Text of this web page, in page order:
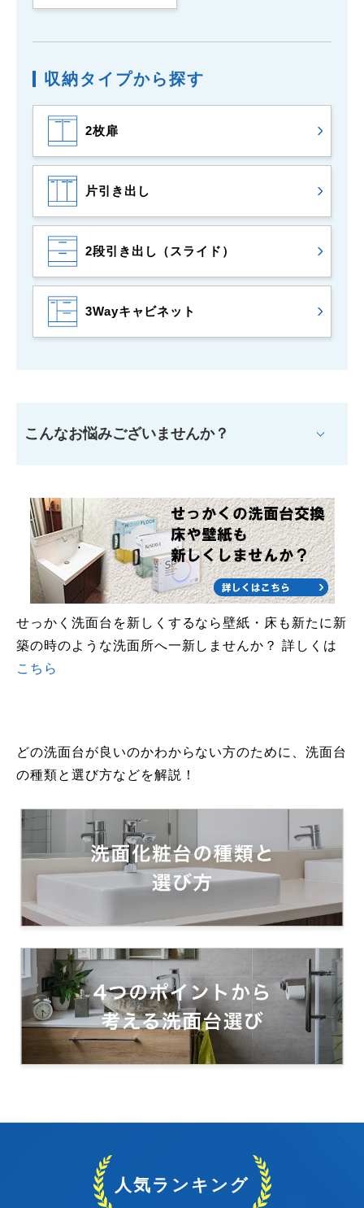
収納タイプから探す
2枚扉
片引き出し
2段引き出し （スライド）
3Wayキャビネット
こんなお悩みございませんか？
せっかく洗面台を新しくするなら壁紙・床も新たに新
築の時のような洗面所へ一新しませんか？ 詳しくは
こちら
どの洗面台が良いのかわからない方のために、洗面台
の種類と選び方などを解説！
人気ランキング